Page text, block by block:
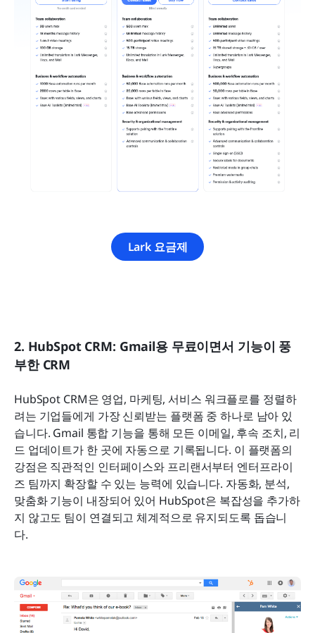
Lark 요금제
2. HubSpot CRM: Gmail용 무료이면서 기능이 풍
부한 CRM
HubSpot CRM은 영업, 마케팅, 서비스 워크플로를 정렬하
려는 기업들에게 가장 신뢰받는 플랫폼 중 하나로 남아 있
습니다. Gmail 통합 기능을 통해 모든 이메일, 후속 조치, 리
드 업데이트가 한 곳에 자동으로 기록됩니다. 이 플랫폼의
강점은 직관적인 인터페이스와 프리랜서부터 엔터프라이
즈 팀까지 확장할 수 있는 능력에 있습니다. 자동화, 분석,
맞춤화 기능이 내장되어 있어 HubSpot은 복잡성을 추가하
지 않고도 팀이 연결되고 체계적으로 유지되도록 돕습니
다.